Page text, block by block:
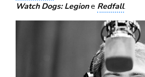
Watch Dogs: Legione Redfall.